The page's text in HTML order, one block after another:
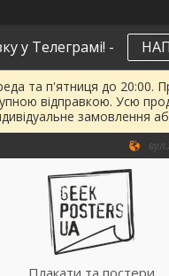
у Телеграмі! -
та п'ятниця до 20:00.
відправкою. Усю
замовлення
Плакати та постери